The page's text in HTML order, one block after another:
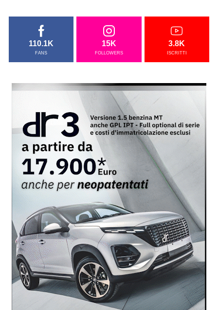
110.1K
FANS
15K
FOLLOWERS
3.8K
ISCRITTI